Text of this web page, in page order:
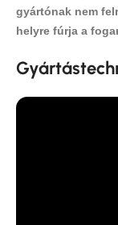
gyártónak nem
helyre fúrja a